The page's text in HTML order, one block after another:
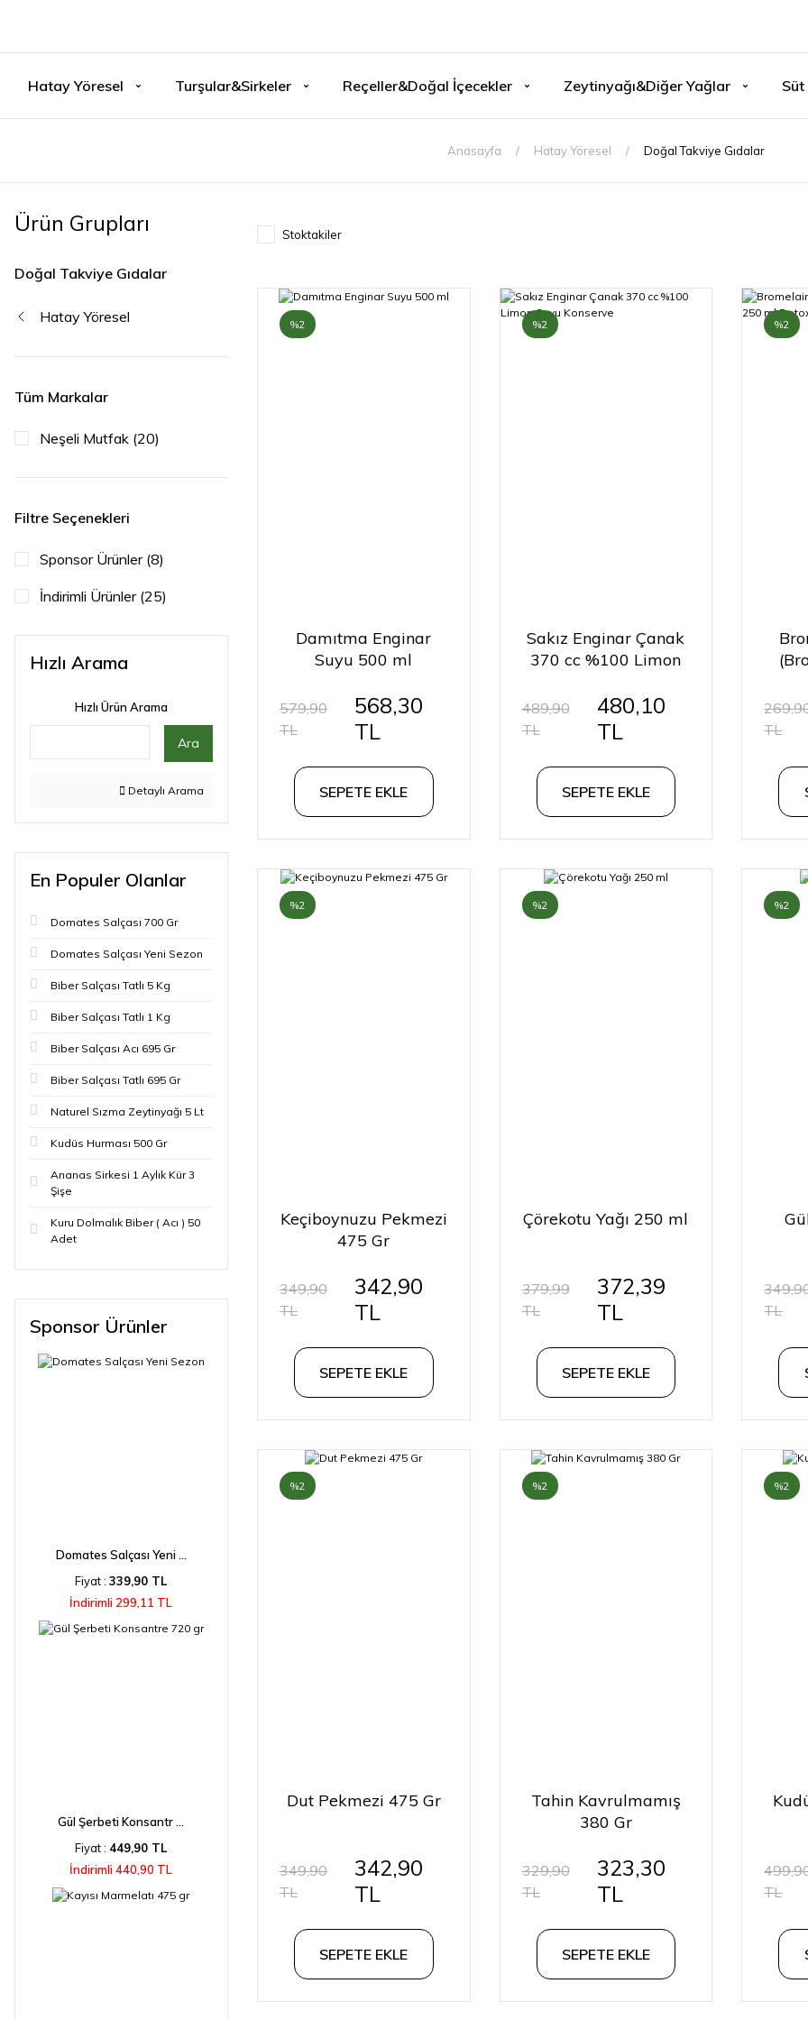
Hatay Yöresel Turşular&Sirkeler Reçeller&Doğal İçecekler Zeytinyağı&Diğer Yağlar Süt
Anasayfa Hatay Yöresel Doğal Takviye Gıdalar
Ürün Grupları
Doğal Takviye Gıdalar
Hatay Yöresel
Tüm Markalar
Neşeli Mutfak (20)
Filtre Seçenekleri
Sponsor Ürünler (8)
İndirimli Ürünler (25)
Hızlı Arama
Hızlı Ürün Arama
Ara
Detaylı Arama
En Populer Olanlar
Domates Salçası 700 Gr
Domates Salçası Yeni Sezon
Biber Salçası Tatlı 5 Kg
Biber Salçası Tatlı 1 Kg
Biber Salçası Acı 695 Gr
Biber Salçası Tatlı 695 Gr
Naturel Sızma Zeytinyağı 5 Lt
Kudüs Hurması 500 Gr
Ananas Sirkesi 1 Aylık Kür 3
Şişe
Kuru Dolmalık Biber ( Acı ) 50
Adet
Sponsor Ürünler
Domates Salçası Yeni ...
Fiyat :339,90 TL
İndirimli 299,11 TL
Gül Şerbeti Konsantr ...
Fiyat : 449,90 TL
İndirimli 440,90 TL
Stoktakiler
%2
Damıtma Enginar
Suyu 500 ml
579,90
TL
568,30
TL
SEPETE EKLE
%2
Sakız Enginar Çanak
370 cc %100 Limon
489,90
TL
480,10
TL
SEPETE EKLE
%2
TL
%2
Keçiboynuzu Pekmezi
475 Gr
349,90
TL
342,90
TL
SEPETE EKLE
%2
Çörekotu Yağı 250 ml
379,99
TL
372,39
TL
SEPETE EKLE
%2
TL
%2
Dut Pekmezi 475 Gr
349,90
TL
342,90
TL
SEPETE EKLE
%2
Tahin Kavrulmamış
380 Gr
329,90
TL
323,30
TL
SEPETE EKLE
%2
TL